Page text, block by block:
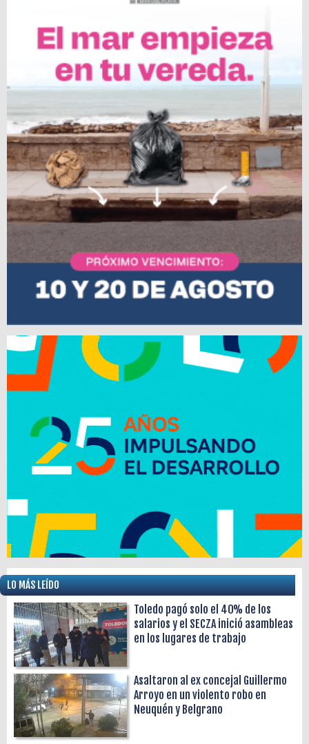
LO MÁS LEÍDO
Toledo pagó solo el 40% de los
salarios y el SECZA inició asambleas
en los lugares de trabajo
Asaltaron al ex concejal Guillermo
Arroyo en un violento robo en
Neuquén y Belgrano